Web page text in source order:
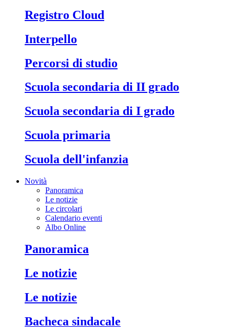
Registro Cloud
Interpello
Percorsi di studio
Scuola secondaria di II grado
Scuola secondaria di I grado
Scuola primaria
Scuola dell'infanzia
Novità
Panoramica
Le notizie
Le circolari
Calendario eventi
Albo Online
Panoramica
Le notizie
Le notizie
Bacheca sindacale